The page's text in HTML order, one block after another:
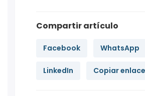
Compartir artículo
Facebook WhatsApp
LinkedIn Copiar enlace